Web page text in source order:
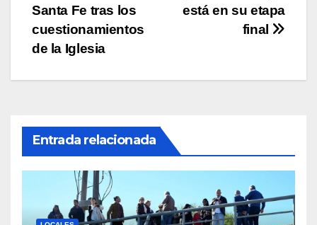
está en su etapa
final
Santa Fe tras los
cuestionamientos
de la Iglesia
Entrada relacionada